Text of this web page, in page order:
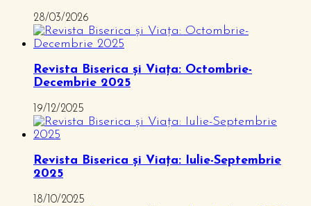
28/03/2026
Revista Biserica și Viața: Octombrie-
Decembrie 2025
19/12/2025
Revista Biserica și Viața: Iulie-Septembrie
2025
18/10/2025